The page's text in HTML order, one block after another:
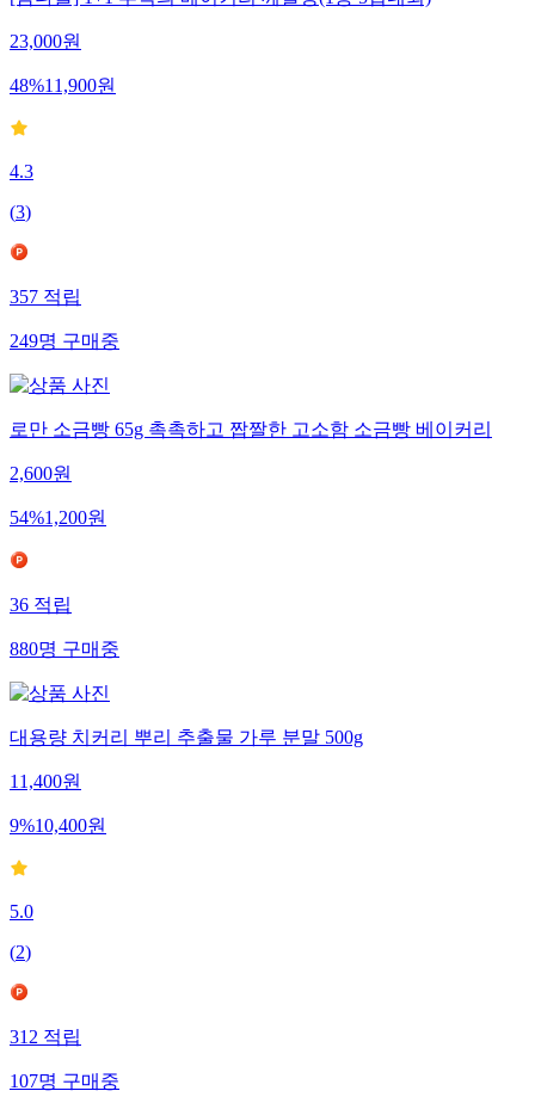
[참다올] 1+1 추억의 베이커리 깨찰빵(1봉 5입내외)
23,000원
48%11,900원
4.3
(3)
357적립
249명구매중
로만 소금빵 65g 촉촉하고 짭짤한 고소함 소금빵 베이커리
2,600원
54%1,200원
36적립
880명구매중
대용량 치커리 뿌리 추출물 가루 분말 500g
11,400원
9%10,400원
5.0
(2)
312적립